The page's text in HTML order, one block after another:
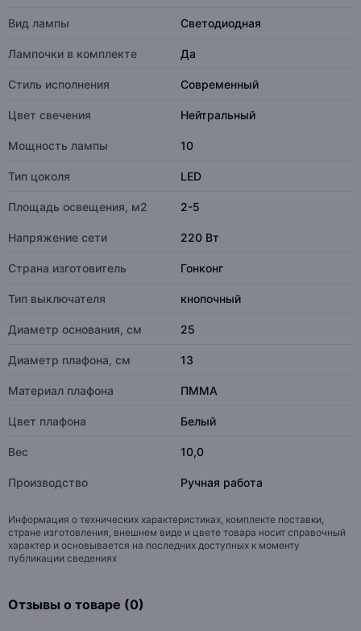
Вид лампы Светодиодная
Лампочки в комплекте Да
Стиль исполнения Современный
Цвет свечения Нейтральный
Мощность лампы 10
Тип цоколя LED
Площадь освещения, м2 2-5
Напряжение сети 220 Вт
Страна изготовитель Гонконг
Тип выключателя кнопочный
Диаметр основания, см 25
Диаметр плафона, см 13
Материал плафона ПММА
Цвет плафона Белый
Вес 10,0
Производство Ручная работа
Информация о технических характеристиках, комплекте поставки,
стране изготовления, внешнем виде и цвете товара носит справочный
характер и основывается на последних доступных к моменту
публикации сведениях
Отзывы о товаре (0)